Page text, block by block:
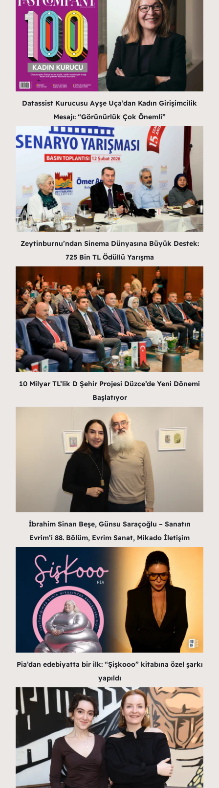
Datassist Kurucusu Ayşe Uça’dan Kadın Girişimcilik
Mesajı: “Görünürlük Çok Önemli”
Zeytinburnu’ndan Sinema Dünyasına Büyük Destek:
725 Bin TL Ödüllü Yarışma
10 Milyar TL’lik D Şehir Projesi Düzce’de Yeni Dönemi
Başlatıyor
İbrahim Sinan Beşe, Günsu Saraçoğlu – Sanatın
Evrim’i 88. Bölüm, Evrim Sanat, Mikado İletişim
Pia’dan edebiyatta bir ilk: “Şişkooo” kitabına özel şarkı
yapıldı